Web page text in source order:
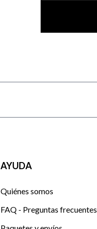
AYUDA
Quiénes somos
FAQ - Preguntas frecuentes